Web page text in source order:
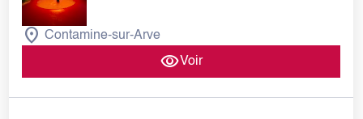
Contamine-sur-Arve
Voir